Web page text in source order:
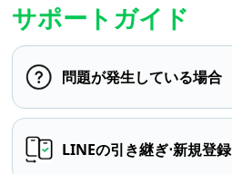
サポートガイド
問題が発生している場合
LINEの引き継ぎ⋅新規登録